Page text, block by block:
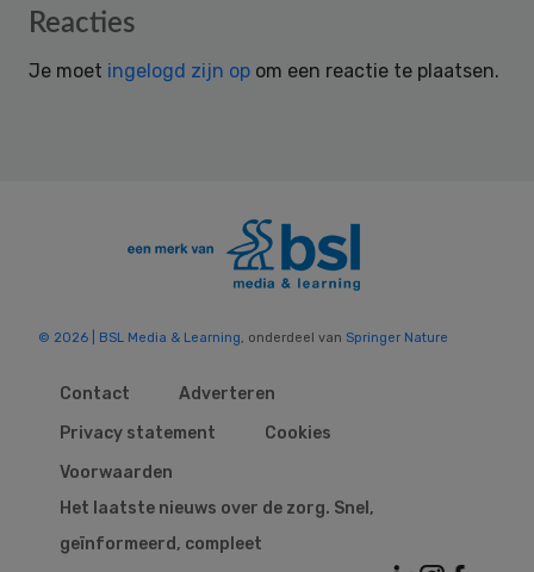
Reader
Reacties
Je moet ingelogd zijn op om een reactie te plaatsen.
© 2026 | BSL Media & Learning , onderdeel van Springer Nature
Contact
Adverteren
Privacy statement
Cookies
Voorwaarden
Het laatste nieuws over de zorg. Snel,
geïnformeerd, compleet